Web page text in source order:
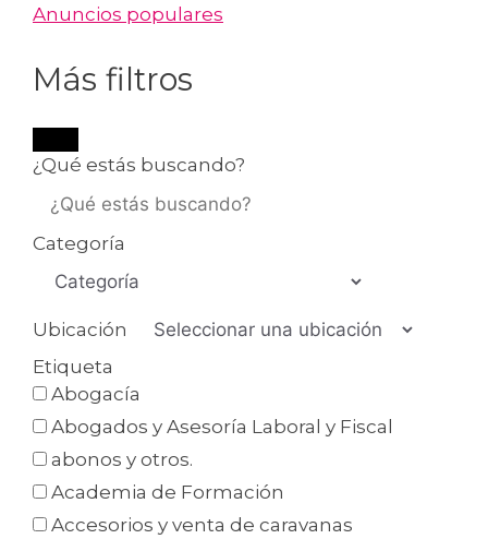
Anuncios populares
Más filtros
¿Qué estás buscando?
Categoría
Ubicación
Etiqueta
Abogacía
Abogados y Asesoría Laboral y Fiscal
abonos y otros.
Academia de Formación
Accesorios y venta de caravanas